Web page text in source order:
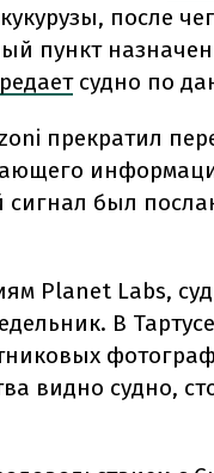
после
пункт
судно по
прекратил
был
Planet Labs,
В
видно судно,